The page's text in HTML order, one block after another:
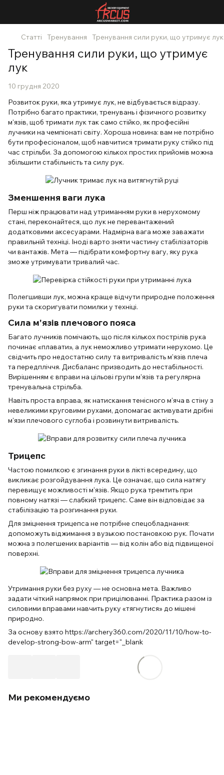
Статті Тренування Тренування сили руки, що утримує лук
Тренування сили руки, що утримує
лук
10 грудня 2020
Розвиток руки, яка утримує лук, не відбувається відразу.
Потрібно багато практики, тренувань і фізичного розвитку
м'язів, щоб тримати лук так само стійко, як професійні
лучники на чемпіонаті світу. Хороша новина: вам не потрібно
бути професіоналом, щоб навчитися тримати руку стійко під
час стрільби. За допомогою кількох простих прийомів можна
збільшити стабільність та силу рук.
Зменшення ваги лука
Перш ніж працювати над утриманням руки в нерухомому
стані, переконайтеся, що лук не перевантажений
додатковими аксесуарами. Надмірна вага може заважати
правильній техніці. Іноді варто зняти частину стабілізаторів
чи вантажів. Мета — підібрати комфортну вагу, яку рука
зможе утримувати тривалий час.
Полегшивши лук, можна краще відчути природне положення
руки та скоригувати помилки у техніці.
Сила м'язів плечового пояса
Багато лучників помічають, що після кількох пострілів рука
починає «плавати», а лук неможливо утримати нерухомо. Це
свідчить про недостатню силу та витривалість м'язів плеча
та передпліччя. Дисбаланс призводить до нестабільності.
Вирішенням є вправи на цільові групи м'язів та регулярна
тренувальна стрільба.
Навіть проста вправа, як натискання тенісного м'яча в стіну з
невеликими круговими рухами, допомагає активувати дрібні
м'язи плечового суглоба і розвинути витривалість.
Трицепс
Частою помилкою є згинання руки в лікті всередину, що
викликає розгойдування лука. Це означає, що сила натягу
перевищує можливості м'язів. Якщо рука тремтить при
повному натязі — слабкий трицепс. Саме він відповідає за
стабілізацію та розгинання руки.
Для зміцнення трицепса не потрібне спецобладнання:
допоможуть віджимання з вузькою постановкою рук. Почати
можна з полегшених варіантів — від колін або від підвищеної
поверхні.
Утримання руки без руху — не основна мета. Важливо
задати чіткий напрямок при прицілюванні. Практика разом із
силовими вправами навчить руку «тягнутися» до мішені
природно.
За основу взято https://archery360.com/2020/11/10/how-to-
develop-strong-bow-arm" target="_blank
Ми рекомендуємо